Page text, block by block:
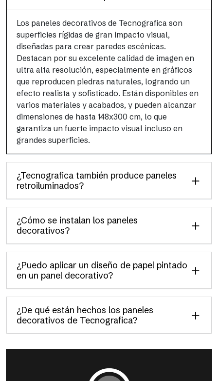
Los paneles decorativos de Tecnografica son
superficies rígidas de gran impacto visual,
diseñadas para crear paredes escénicas.
Destacan por su excelente calidad de imagen en
ultra alta resolución, especialmente en gráficos
que reproducen piedras naturales, logrando un
efecto realista y sofisticado. Están disponibles en
varios materiales y acabados, y pueden alcanzar
dimensiones de hasta 148x300 cm, lo que
garantiza un fuerte impacto visual incluso en
grandes superficies.
¿Tecnografica también produce paneles
retroiluminados?
¿Cómo se instalan los paneles
decorativos?
¿Puedo aplicar un diseño de papel pintado
en un panel decorativo?
¿De qué están hechos los paneles
decorativos de Tecnografica?